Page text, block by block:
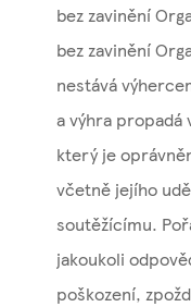
bez zavinění
bez zavinění
nestává
a výhra propadá
který je
včetně jejího
soutěžícímu.
jakoukoli
poškození,